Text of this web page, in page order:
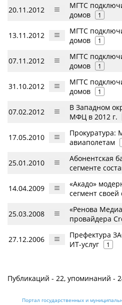
20.11.2012
МГТС
домов
1
13.11.2012
МГТС
домов
1
07.11.2012
МГТС
домов
1
31.10.2012
МГТС
домов
1
07.02.2012
В Западном
МФЦ в 2012 г.
17.05.2010
Прокуратура:
авиаполетам
25.01.2010
Абонентская
сегменте
14.04.2009
«Акадо»
сегмент своей
25.03.2008
«Ренова
провайдера
27.12.2006
Префектура
ИТ-услуг
1
Публикаций - 22, упоминаний -
Портал государственных и